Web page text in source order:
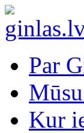
Par
Kur